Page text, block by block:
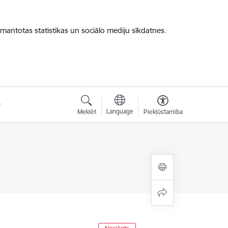
statistikas un sociālo mediju sīkdatnes.
Meklēt Language Piekļūstamība